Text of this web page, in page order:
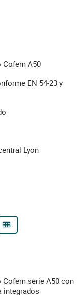
A50
EN 54-23 y
Lyon
serie A50 con
integrados